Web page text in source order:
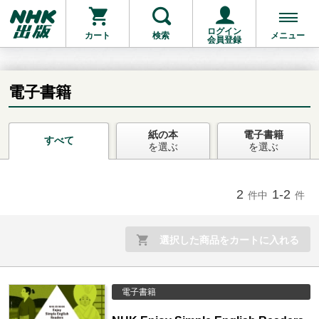
カート 検索
ログイン
会員登録
メニュー
お支払いに進む
電子書籍
すべて
紙の本
を選ぶ
電子書籍
を選ぶ
2 件中 1-2 件
選択した商品をカートに入れる
電子書籍